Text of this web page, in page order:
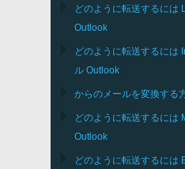
どのように転送するには
Outlook
どのように転送するには
ル Outlook
からのメールを変換する
どのように転送するには
Outlook
どのように転送するには